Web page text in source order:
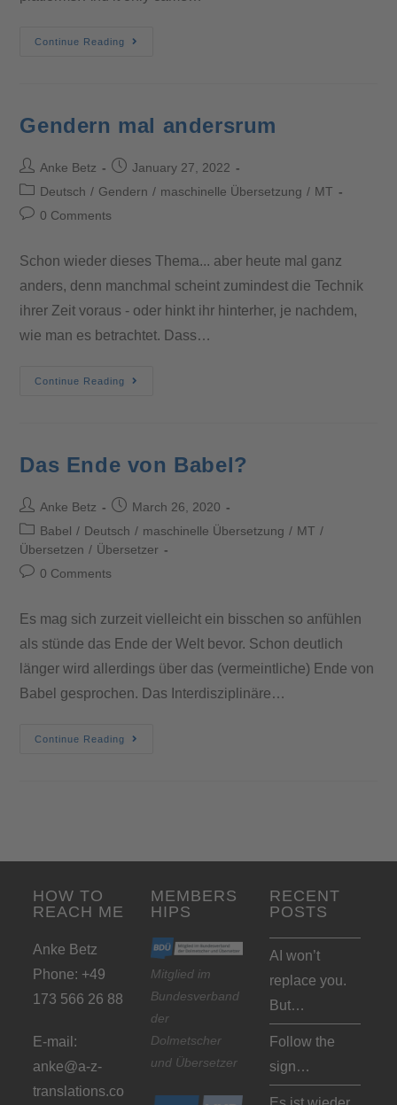
Continue Reading
Gendern mal andersrum
Anke Betz
January 27, 2022
Deutsch / Gendern / maschinelle Übersetzung / MT
0 Comments
Schon wieder dieses Thema... aber heute mal ganz
anders, denn manchmal scheint zumindest die Technik
ihrer Zeit voraus - oder hinkt ihr hinterher, je nachdem,
wie man es betrachtet. Dass…
Continue Reading
Das Ende von Babel?
Anke Betz
March 26, 2020
Babel / Deutsch / maschinelle Übersetzung / MT /
Übersetzen / Übersetzer
0 Comments
Es mag sich zurzeit vielleicht ein bisschen so anfühlen
als stünde das Ende der Welt bevor. Schon deutlich
länger wird allerdings über das (vermeintliche) Ende von
Babel gesprochen. Das Interdisziplinäre…
Continue Reading
HOW TO
REACH ME
Anke Betz
Phone: +49
173 566 26 88
E-mail:
anke@a-z-
translations.co
MEMBERS
HIPS
Mitglied im
Bundesverband
der
Dolmetscher
und Übersetzer
RECENT
POSTS
AI won’t
replace you.
But…
Follow the
sign…